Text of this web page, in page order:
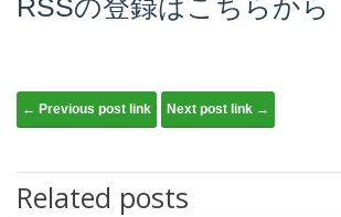
RSSの登録はこちらから
Post navigation
← Previous post link Next post link →
Related posts